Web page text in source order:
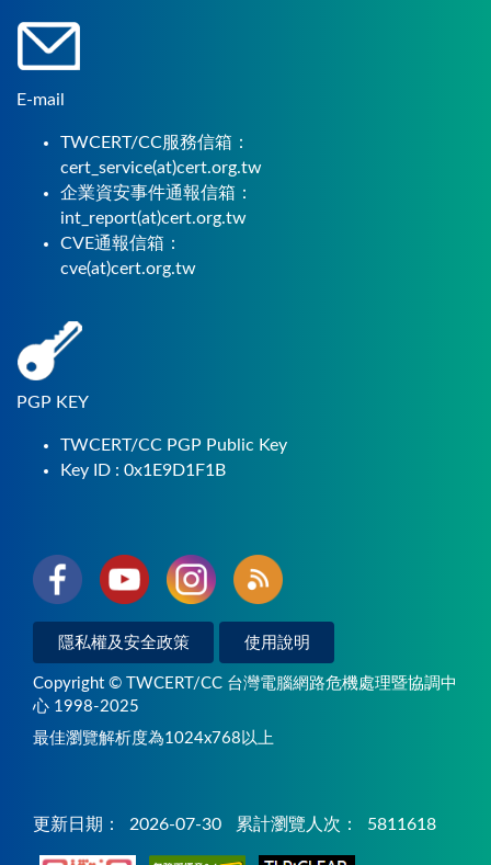
E-mail
TWCERT/CC服務信箱：
cert_service(at)cert.org.tw
企業資安事件通報信箱：
int_report(at)cert.org.tw
CVE通報信箱：
cve(at)cert.org.tw
PGP KEY
TWCERT/CC PGP Public Key
Key ID : 0x1E9D1F1B
隱私權及安全政策 使用說明
Copyright © TWCERT/CC 台灣電腦網路危機處理暨協調中
心 1998-2025
最佳瀏覽解析度為1024x768以上
更新日期： 2026-07-30 累計瀏覽人次： 5811618